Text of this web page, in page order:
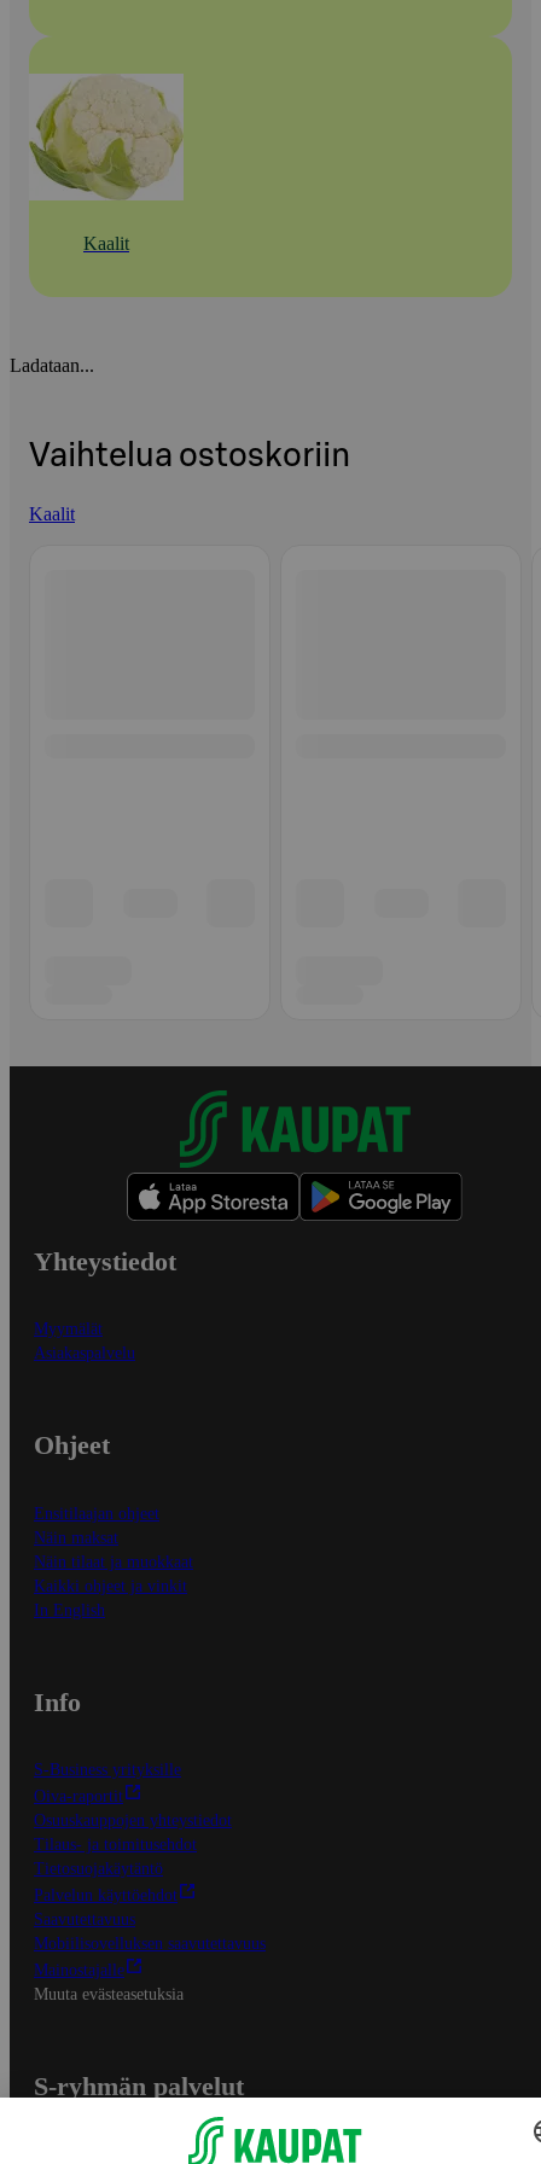
Kaalit
Ladataan...
Vaihtelua ostoskoriin
Kaalit
Yhteystiedot
Myymälät
Asiakaspalvelu
Ohjeet
Ensitilaajan ohjeet
Näin maksat
Näin tilaat ja muokkaat
Kaikki ohjeet ja vinkit
In English
Info
S-Business yrityksille
Oiva-raportit
Osuuskauppojen yhteystiedot
Tilaus- ja toimitusehdot
Tietosuojakäytäntö
Palvelun käyttöehdot
Saavutettavuus
Mobiilisovelluksen saavutettavuus
Mainostajalle
Muuta evästeasetuksia
S-ryhmän palvelut